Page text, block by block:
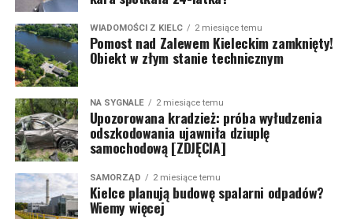
WIADOMOŚCI Z KIELC 2 miesiące temu
Pomost nad Zalewem Kieleckim zamknięty!
Obiekt w złym stanie technicznym
NA SYGNALE 2 miesiące temu
Upozorowana kradzież: próba wyłudzenia
odszkodowania ujawniła dziuplę
samochodową [ZDJĘCIA]
SAMORZĄD 2 miesiące temu
Kielce planują budowę spalarni odpadów?
Wiemy więcej